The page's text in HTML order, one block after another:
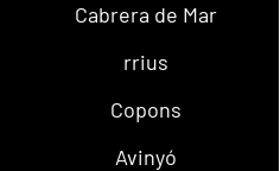
Cabrera de Mar
rrius
Copons
Avinyó